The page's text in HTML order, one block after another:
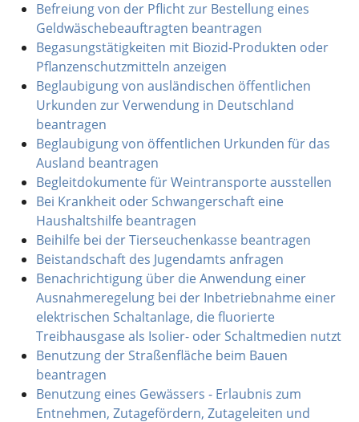
Befreiung von der Pflicht zur Bestellung eines
Geldwäschebeauftragten beantragen
Begasungstätigkeiten mit Biozid-Produkten oder
Pflanzenschutzmitteln anzeigen
Beglaubigung von ausländischen öffentlichen
Urkunden zur Verwendung in Deutschland
beantragen
Beglaubigung von öffentlichen Urkunden für das
Ausland beantragen
Begleitdokumente für Weintransporte ausstellen
Bei Krankheit oder Schwangerschaft eine
Haushaltshilfe beantragen
Beihilfe bei der Tierseuchenkasse beantragen
Beistandschaft des Jugendamts anfragen
Benachrichtigung über die Anwendung einer
Ausnahmeregelung bei der Inbetriebnahme einer
elektrischen Schaltanlage, die fluorierte
Treibhausgase als Isolier- oder Schaltmedien nutzt
Benutzung der Straßenfläche beim Bauen
beantragen
Benutzung eines Gewässers - Erlaubnis zum
Entnehmen, Zutagefördern, Zutageleiten und